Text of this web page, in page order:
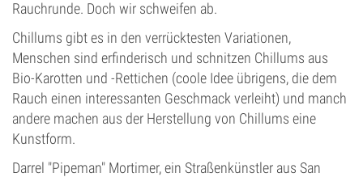
Rauchrunde. Doch wir schweifen ab.
Chillums gibt es in den verrücktesten Variationen,
Menschen sind erfinderisch und schnitzen Chillums aus
Bio-Karotten und -Rettichen (coole Idee übrigens, die dem
Rauch einen interessanten Geschmack verleiht) und manch
andere machen aus der Herstellung von Chillums eine
Kunstform.
Darrel "Pipeman" Mortimer, ein Straßenkünstler aus San